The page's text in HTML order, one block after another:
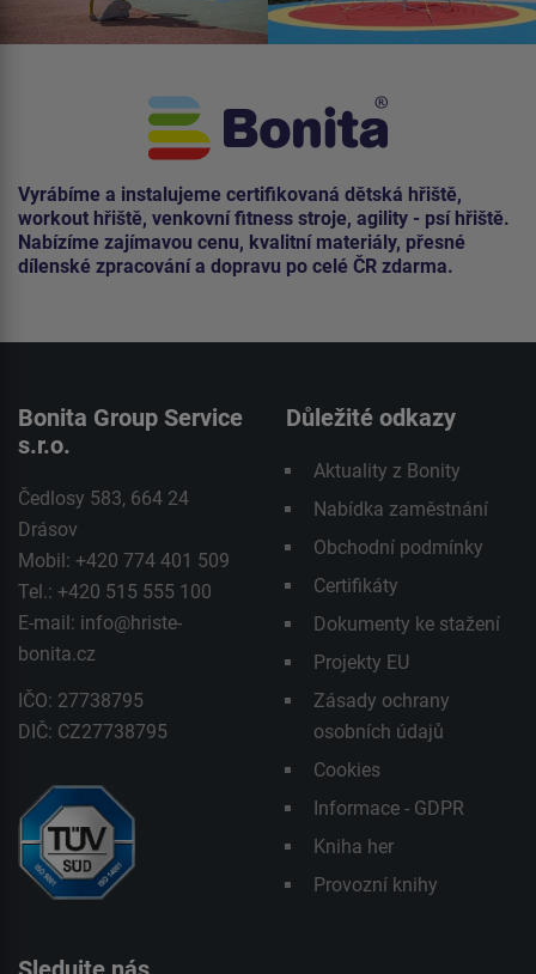
Vyrábíme a instalujeme certifikovaná dětská hřiště,
workout hřiště, venkovní fitness stroje, agility - psí hřiště.
Nabízíme zajímavou cenu, kvalitní materiály, přesné
dílenské zpracování a dopravu po celé ČR zdarma.
Bonita Group Service
s.r.o.
Čedlosy 583, 664 24
Drásov
Mobil: +420 774 401 509
Tel.: +420 515 555 100
E-mail: info@hriste-
bonita.cz
IČO: 27738795
DIČ: CZ27738795
Důležité odkazy
Aktuality z Bonity
Nabídka zaměstnání
Obchodní podmínky
Certifikáty
Dokumenty ke stažení
Projekty EU
Zásady ochrany
osobních údajů
Cookies
Informace - GDPR
Kniha her
Provozní knihy